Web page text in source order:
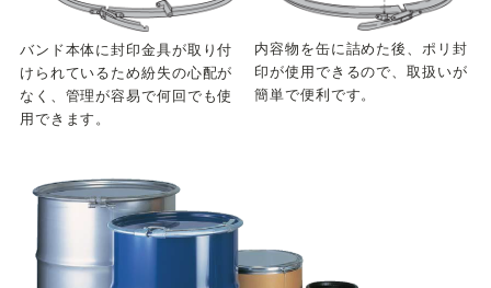
バンド本体に封印金具が取り付
けられているため紛失の心配が
なく、管理が容易で何回でも使
用できます。
内容物を缶に詰めた後、ポリ封
印が使用できるので、取扱いが
簡単で便利です。